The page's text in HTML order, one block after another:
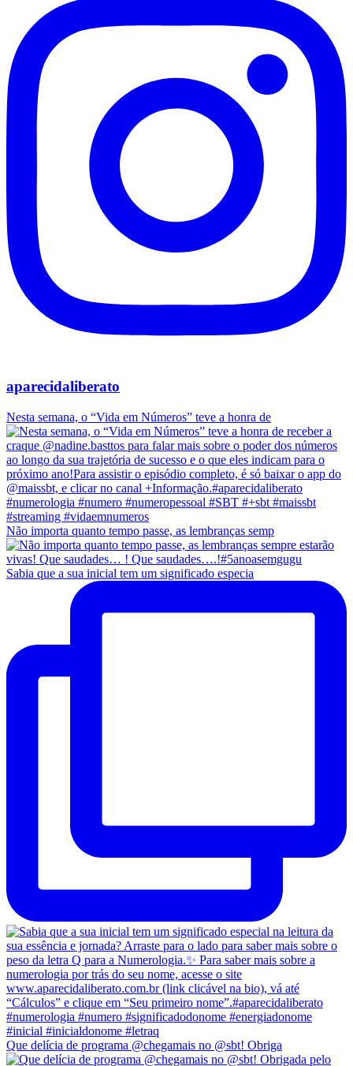
aparecidaliberato
Nesta semana, o “Vida em Números” teve a honra de
Não importa quanto tempo passe, as lembranças semp
Sabia que a sua inicial tem um significado especia
Que delícia de programa @chegamais no @sbt! Obriga